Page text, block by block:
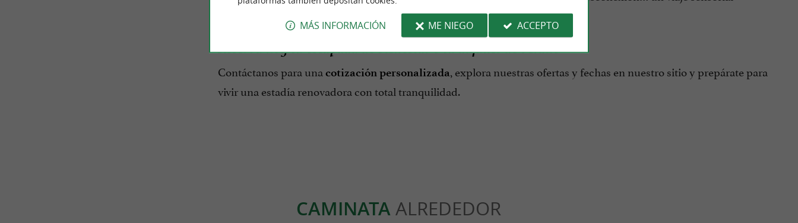
Reserva hoy tu escapada de bienestar o tu alquiler de verano
Contáctanos para una cotización personalizada, explora nuestras ofertas y fechas en nuestro sitio y prepárate para
vivir una estadía renovadora con total tranquilidad.
CAMINATAALREDEDOR
MÁS INFORMACIÓN ME NIEGO ACCEPTO